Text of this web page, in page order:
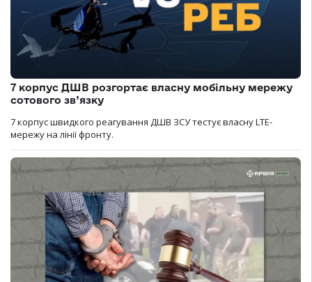
7 корпус ДШВ розгортає власну мобільну мережу
сотового зв’язку
7 корпус швидкого реагування ДШВ ЗСУ тестує власну LTE-
мережу на лінії фронту.